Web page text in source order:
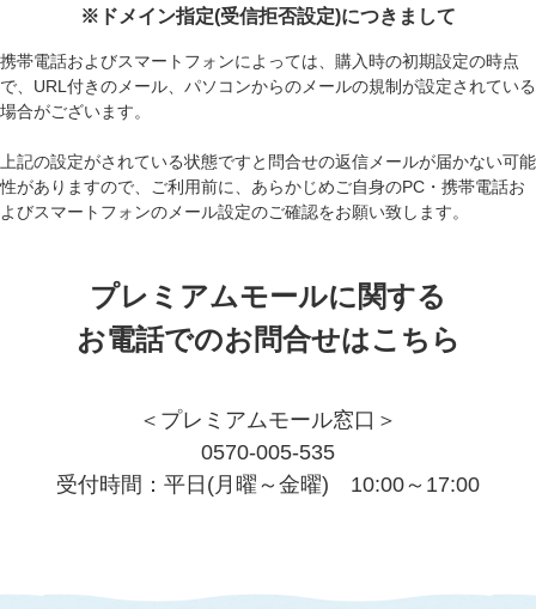
※ドメイン指定(受信拒否設定)につきまして
携帯電話およびスマートフォンによっては、購入時の初期設定の時点
で、URL付きのメール、パソコンからのメールの規制が設定されている
場合がございます。
上記の設定がされている状態ですと問合せの返信メールが届かない可能
性がありますので、ご利用前に、あらかじめご自身のPC・携帯電話お
よびスマートフォンのメール設定のご確認をお願い致します。
プレミアムモールに関する
お電話でのお問合せはこちら
＜プレミアムモール窓口＞
0570-005-535
受付時間：平日(月曜～金曜) 10:00～17:00